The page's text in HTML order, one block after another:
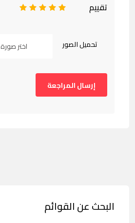
تقييم 5
4
3
2
تحميل الصور اختر صورة
البحث عن القوائم